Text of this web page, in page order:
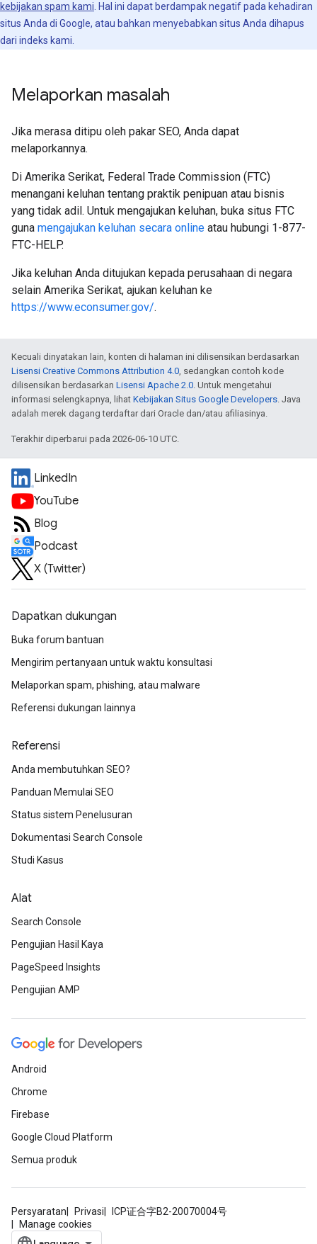
kebijakan spam kami . Hal ini dapat berdampak negatif pada kehadiran
situs Anda di Google, atau bahkan menyebabkan situs Anda dihapus
dari indeks kami.
Melaporkan masalah
Jika merasa ditipu oleh pakar SEO, Anda dapat
melaporkannya.
Di Amerika Serikat, Federal Trade Commission (FTC)
menangani keluhan tentang praktik penipuan atau bisnis
yang tidak adil. Untuk mengajukan keluhan, buka situs FTC
guna mengajukan keluhan secara online atau hubungi 1-877-
FTC-HELP.
Jika keluhan Anda ditujukan kepada perusahaan di negara
selain Amerika Serikat, ajukan keluhan ke
https://www.econsumer.gov/.
Kecuali dinyatakan lain, konten di halaman ini dilisensikan berdasarkan
Lisensi Creative Commons Attribution 4.0, sedangkan contoh kode
dilisensikan berdasarkan Lisensi Apache 2.0. Untuk mengetahui
informasi selengkapnya, lihat Kebijakan Situs Google Developers. Java
adalah merek dagang terdaftar dari Oracle dan/atau afiliasinya.
Terakhir diperbarui pada 2026-06-10 UTC.
LinkedIn
YouTube
Blog
Podcast
X (Twitter)
Dapatkan dukungan
Buka forum bantuan
Mengirim pertanyaan untuk waktu konsultasi
Melaporkan spam, phishing, atau malware
Referensi dukungan lainnya
Referensi
Anda membutuhkan SEO?
Panduan Memulai SEO
Status sistem Penelusuran
Dokumentasi Search Console
Studi Kasus
Alat
Search Console
Pengujian Hasil Kaya
PageSpeed Insights
Pengujian AMP
Android
Chrome
Firebase
Google Cloud Platform
Semua produk
Persyaratan Privasi
ICP证合字B2-20070004号
Manage cookies